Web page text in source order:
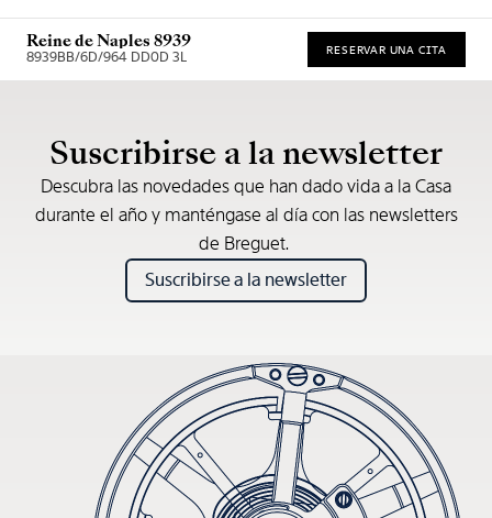
Reine de Naples 8939
8939BB/6D/964 DD0D 3L RESERVAR UNA CITA
Suscribirse a la newsletter
Descubra las novedades que han dado vida a la Casa
durante el año y manténgase al día con las newsletters
de Breguet.
Suscribirse a la newsletter